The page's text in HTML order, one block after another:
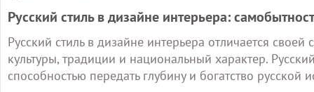
Русский стиль в дизайне интерьера:
Русский стиль в дизайне интерьера отличается
культуры, традиции и национальный характер.
способностью передать глубину и богатство русской